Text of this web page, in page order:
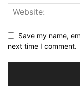
Save my name,
next time I comment.